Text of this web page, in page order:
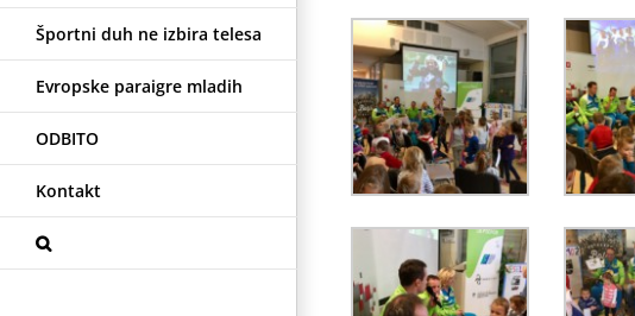
Športni duh ne izbira telesa
Evropske paraigre mladih
ODBITO
Kontakt